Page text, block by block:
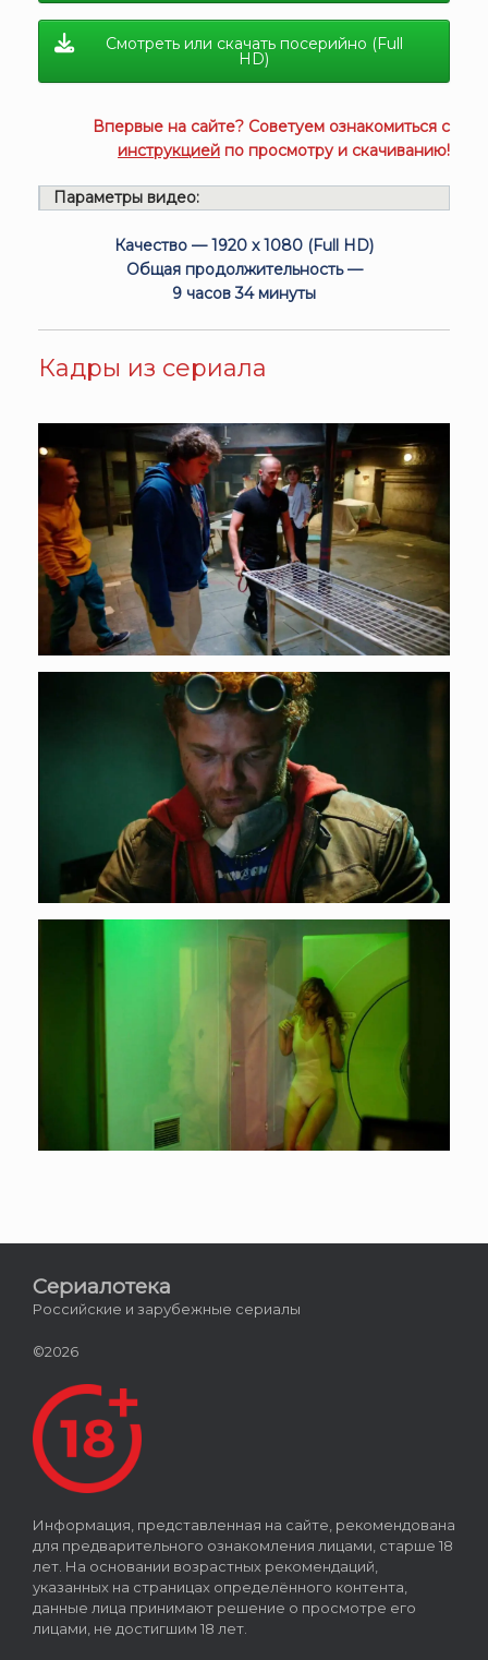
Смотреть или скачать посерийно (Full
HD)
Впервые на сайте? Советуем ознакомиться с
инструкцией по просмотру и скачиванию!
Параметры видео:
Качество — 1920 x 1080 (Full HD)
Общая продолжительность —
9 часов 34 минуты
Кадры из сериала
Сериалотека
Российские и зарубежные сериалы
©2026
Информация, представленная на сайте, рекомендована
для предварительного ознакомления лицами, старше 18
лет. На основании возрастных рекомендаций,
указанных на страницах определённого контента,
данные лица принимают решение о просмотре его
лицами, не достигшим 18 лет.